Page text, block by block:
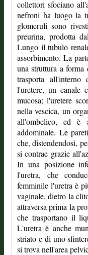
collettori sfociano
nefroni ha luogo la
glomeruli sono
preurina, prodotta
Lungo il tubulo
assorbimento. La
una struttura a
trasporta
l'uretere, un canale
mucosa; l'uretere
nella vescica, un
all'ombelico, ed è
addominale. Le
che, distendendosi,
si contrae grazie
In una posizione
l'uretra, che
femminile l'uretra è
vaginale, dietro la
attraversa prima la
che trasportano il
L'uretra è anche
striato e di uno
si trova nell'area